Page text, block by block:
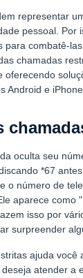
representar
pessoal. Por
para combatê-
chamadas
oferecendo
Android e iPhone.
oculta seu
*67
o número de
aparece como
isso por
surpreender
ajuda você
atender a
Ligar: Uma